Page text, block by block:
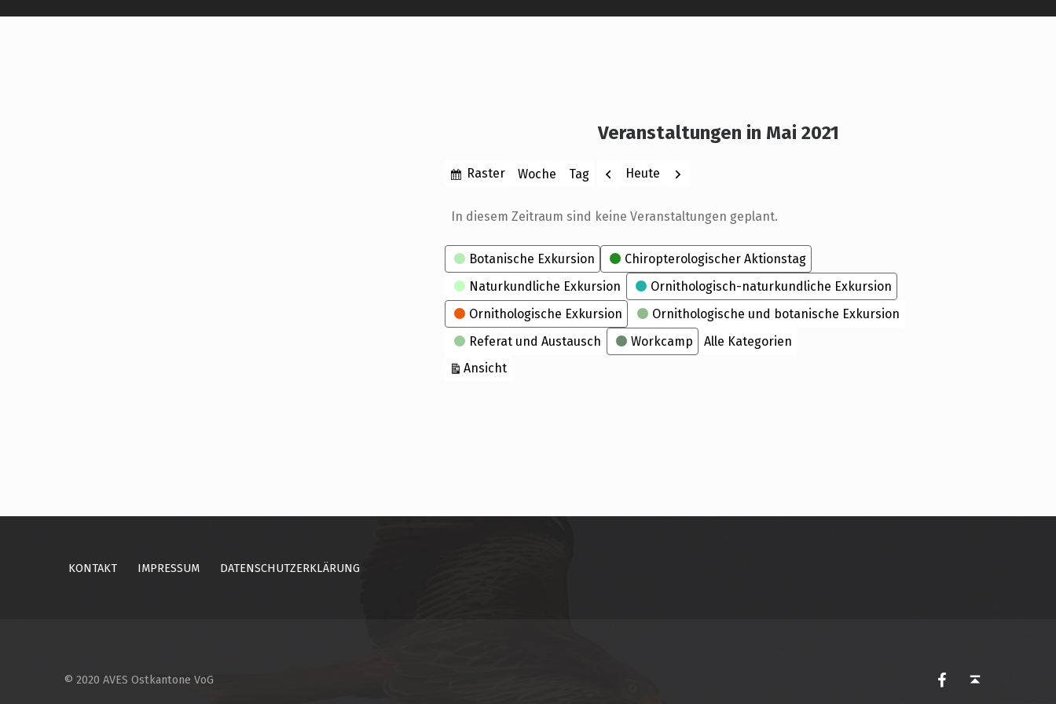
Veranstaltungen in Mai 2021
Anzeigen
Raster Woche Tag
Monat
Jahr
Zurück
Heute Weiter
In diesem Zeitraum sind keine Veranstaltungen geplant.
Kategorien
Botanische Exkursion
Chiropterologischer Aktionstag
Naturkundliche Exkursion
Ornithologisch-naturkundliche Exkursion
Ornithologische Exkursion
Ornithologische und botanische Exkursion
Referat und Austausch
Workcamp
Alle Kategorien
Ansichtausdrucken
KONTAKT IMPRESSUM DATENSCHUTZERKLÄRUNG
© 2020 AVES Ostkantone VoG
AVES Ostkantone bei Facebook